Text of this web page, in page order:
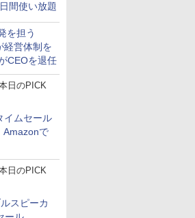
間使い放題
を担う
経営体制を
CEOを退任
日のPICK
イムセール
Amazonで
日のPICK
スピーカ